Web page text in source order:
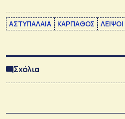
ΑΣΤΥΠΑΛΑΙΑ ΚΑΡΠΑΘΟΣ ΛΕΙΨΟΙ
Σχόλια